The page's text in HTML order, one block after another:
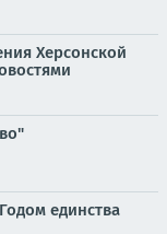
Херсонской
единства